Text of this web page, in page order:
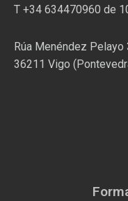
T +34 634470960 de
Rúa Menéndez Pelayo
36211 Vigo